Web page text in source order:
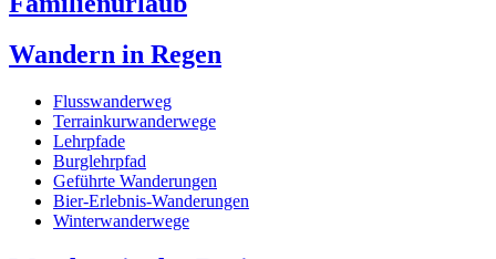
Wandern in Regen
Flusswanderweg
Terrainkurwanderwege
Lehrpfade
Burglehrpfad
Geführte Wanderungen
Bier-Erlebnis-Wanderungen
Winterwanderwege